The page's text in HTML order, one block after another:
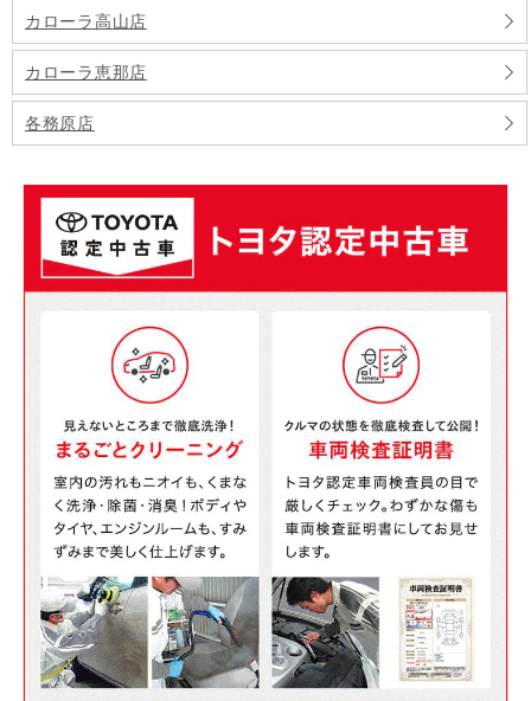
カローラ高山店
カローラ恵那店
各務原店